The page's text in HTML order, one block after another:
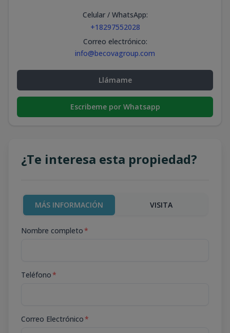
Celular / WhatsApp:
+18297552028
Correo electrónico:
info@becovagroup.com
Llámame
Escribeme por Whatsapp
¿Te interesa esta propiedad?
MÁS INFORMACIÓN VISITA
Nombre completo*
Teléfono*
Correo Electrónico*